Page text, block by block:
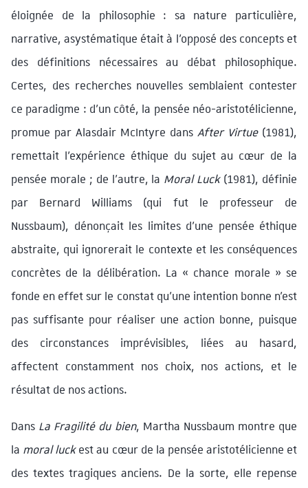
éloignée de la philosophie : sa nature particulière,
narrative, asystématique était à l’opposé des concepts et
des définitions nécessaires au débat philosophique.
Certes, des recherches nouvelles semblaient contester
ce paradigme : d’un côté, la pensée néo-aristotélicienne,
promue par Alasdair McIntyre dans After Virtue(1981),
remettait l’expérience éthique du sujet au cœur de la
pensée morale ; de l’autre, la Moral Luck(1981), définie
par Bernard Williams (qui fut le professeur de
Nussbaum), dénonçait les limites d’une pensée éthique
abstraite, qui ignorerait le contexte et les conséquences
concrètes de la délibération. La « chance morale » se
fonde en effet sur le constat qu’une intention bonne n’est
pas suffisante pour réaliser une action bonne, puisque
des circonstances imprévisibles, liées au hasard,
affectent constamment nos choix, nos actions, et le
résultat de nos actions.
Dans La Fragilité du bien, Martha Nussbaum montre que
la moral luckest au cœur de la pensée aristotélicienne et
des textes tragiques anciens. De la sorte, elle repense